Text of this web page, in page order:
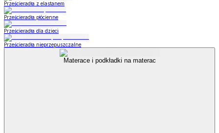
Prześcieradła z elastanem
Prześcieradła płócienne
Prześcieradła dla dzieci
Prześcieradła nieprzepuszczalne
Materace i podkładki na materac